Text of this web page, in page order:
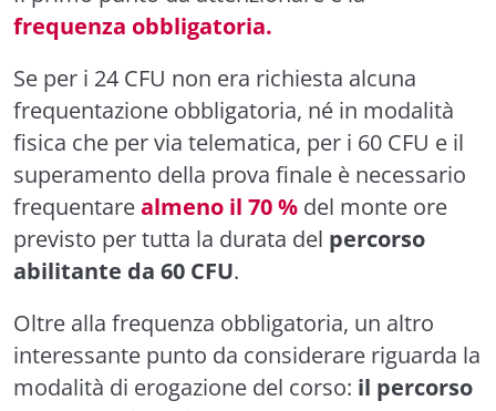
frequenza obbligatoria.
Se per i 24 CFU non era richiesta alcuna
frequentazione obbligatoria, né in modalità
fisica che per via telematica, per i 60 CFU e il
superamento della prova finale è necessario
frequentarealmeno il 70 % del monte ore
previsto per tutta la durata del percorso
abilitante da 60 CFU.
Oltre alla frequenza obbligatoria, un altro
interessante punto da considerare riguarda la
modalità di erogazione del corso: il percorso